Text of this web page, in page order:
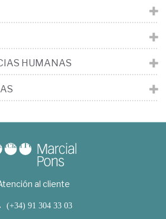
HUMANAS
al cliente
(+34) 91 304 33 03